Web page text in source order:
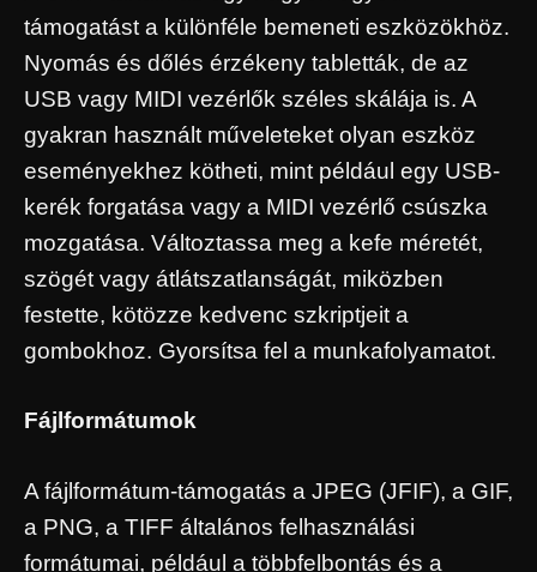
támogatást a különféle bemeneti eszközökhöz.
Nyomás és dőlés érzékeny tabletták, de az
USB vagy MIDI vezérlők széles skálája is. A
gyakran használt műveleteket olyan eszköz
eseményekhez kötheti, mint például egy USB-
kerék forgatása vagy a MIDI vezérlő csúszka
mozgatása. Változtassa meg a kefe méretét,
szögét vagy átlátszatlanságát, miközben
festette, kötözze kedvenc szkriptjeit a
gombokhoz. Gyorsítsa fel a munkafolyamatot.
Fájlformátumok
A fájlformátum-támogatás a JPEG (JFIF), a GIF,
a PNG, a TIFF általános felhasználási
formátumai, például a többfelbontás és a